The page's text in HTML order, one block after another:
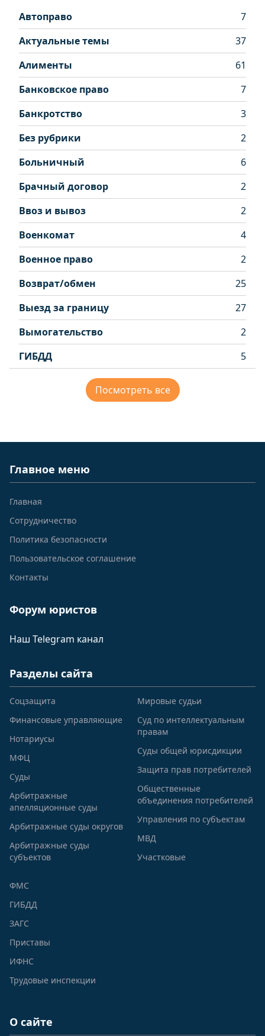
Автоправо
7
Актуальные темы
37
Алименты
61
Банковское право
7
Банкротство
3
Без рубрики
2
Больничный
6
Брачный договор
2
Ввоз и вывоз
2
Военкомат
4
Военное право
2
Возврат/обмен
25
Выезд за границу
27
Вымогательство
2
ГИБДД
5
Посмотреть все
Главное меню
Главная
Сотрудничество
Политика безопасности
Пользовательское соглашение
Контакты
Форум юристов
Наш Telegram канал
Разделы сайта
Соцзащита
Финансовые управляющие
Нотариусы
МФЦ
Суды
Арбитражные
апелляционные суды
Арбитражные суды округов
Арбитражные суды
субъектов
Мировые судьи
Суд по интеллектуальным
правам
Суды общей юрисдикции
Защита прав потребителей
Общественные
объединения потребителей
Управления по субъектам
МВД
Участковые
ФМС
ГИБДД
ЗАГС
Приставы
ИФНС
Трудовые инспекции
О сайте